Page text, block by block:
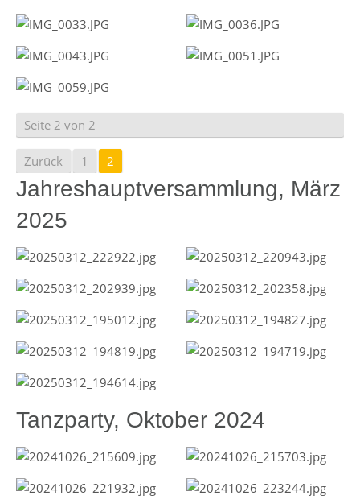
Seite 2 von 2
Zurück 1 2
Jahreshauptversammlung, März
2025
Tanzparty, Oktober 2024